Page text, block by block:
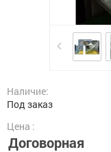
Наличие:
Под заказ
Цена :
Договорная